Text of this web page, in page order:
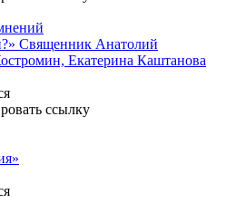
Священник Анатолий
Екатерина Каштанова